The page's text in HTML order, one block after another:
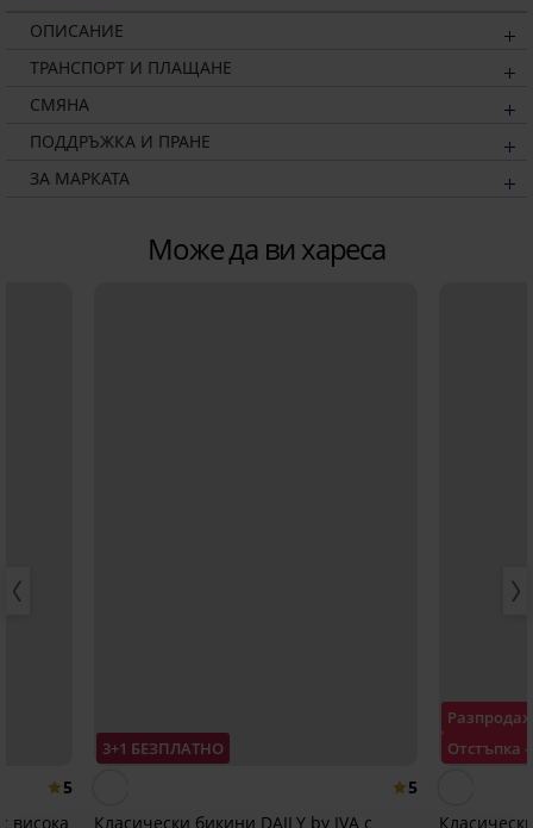
ОПИСАНИЕ
ТРАНСПОРТ И ПЛАЩАНЕ
СМЯНА
ПОДДРЪЖКА И ПРАНЕ
ЗА МАРКАТА
Може да ви хареса
5
висока
3+1 БЕЗПЛАТНО
5
Класически бикини DAILY by IVA с
Отстъпка -